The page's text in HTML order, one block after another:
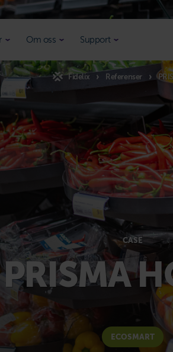
Om oss Support
Fidelix Referenser
CASE
PRISMA
ECOSMART